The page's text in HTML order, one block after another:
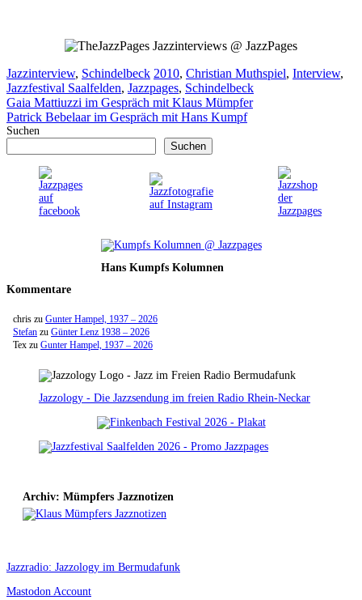
Jazzinterviews @ JazzPages
Kategorien
Jazzinterview, Schindelbeck Schlagwörter
2010, Christian Muthspiel, Interview,
Jazzfestival Saalfelden, Jazzpages, Schindelbeck
Gaia Mattiuzzi im Gespräch mit Klaus Mümpfer
Patrick Bebelaar im Gespräch mit Hans Kumpf
Suchen
Suchen
Hans Kumpfs Kolumnen
Kommentare
chris zu Gunter Hampel, 1937 – 2026
Stefan zu Günter Lenz 1938 – 2026
Tex zu Gunter Hampel, 1937 – 2026
Jazzology - Die Jazzsendung im freien Radio Rhein-Neckar
Archiv: Mümpfers Jazznotizen
Jazzradio: Jazzology im Bermudafunk
Mastodon Account